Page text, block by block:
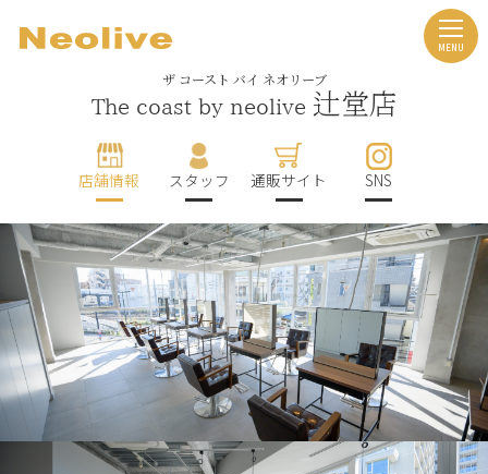
ザ コースト バイ ネオリーブ
The coast by neolive 辻堂店
店舗情報 スタッフ 通販サイト SNS